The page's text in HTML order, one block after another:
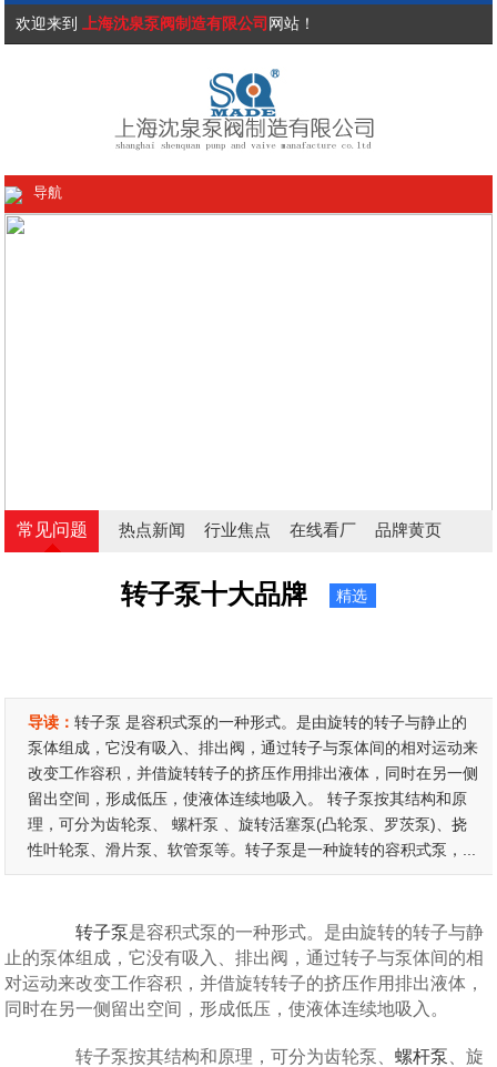
欢迎来到 上海沈泉泵阀制造有限公司 网站！
导航
常见问题 热点新闻 行业焦点 在线看厂 品牌黄页
转子泵十大品牌 精选
导读：转子泵 是容积式泵的一种形式。是由旋转的转子与静止的
泵体组成，它没有吸入、排出阀，通过转子与泵体间的相对运动来
改变工作容积，并借旋转转子的挤压作用排出液体，同时在另一侧
留出空间，形成低压，使液体连续地吸入。 转子泵按其结构和原
理，可分为齿轮泵、 螺杆泵 、旋转活塞泵(凸轮泵、罗茨泵)、挠
性叶轮泵、滑片泵、软管泵等。转子泵是一种旋转的容积式泵，...
转子泵是容积式泵的一种形式。是由旋转的转子与静
止的泵体组成，它没有吸入、排出阀，通过转子与泵体间的相
对运动来改变工作容积，并借旋转转子的挤压作用排出液体，
同时在另一侧留出空间，形成低压，使液体连续地吸入。
转子泵按其结构和原理，可分为齿轮泵、螺杆泵 、旋